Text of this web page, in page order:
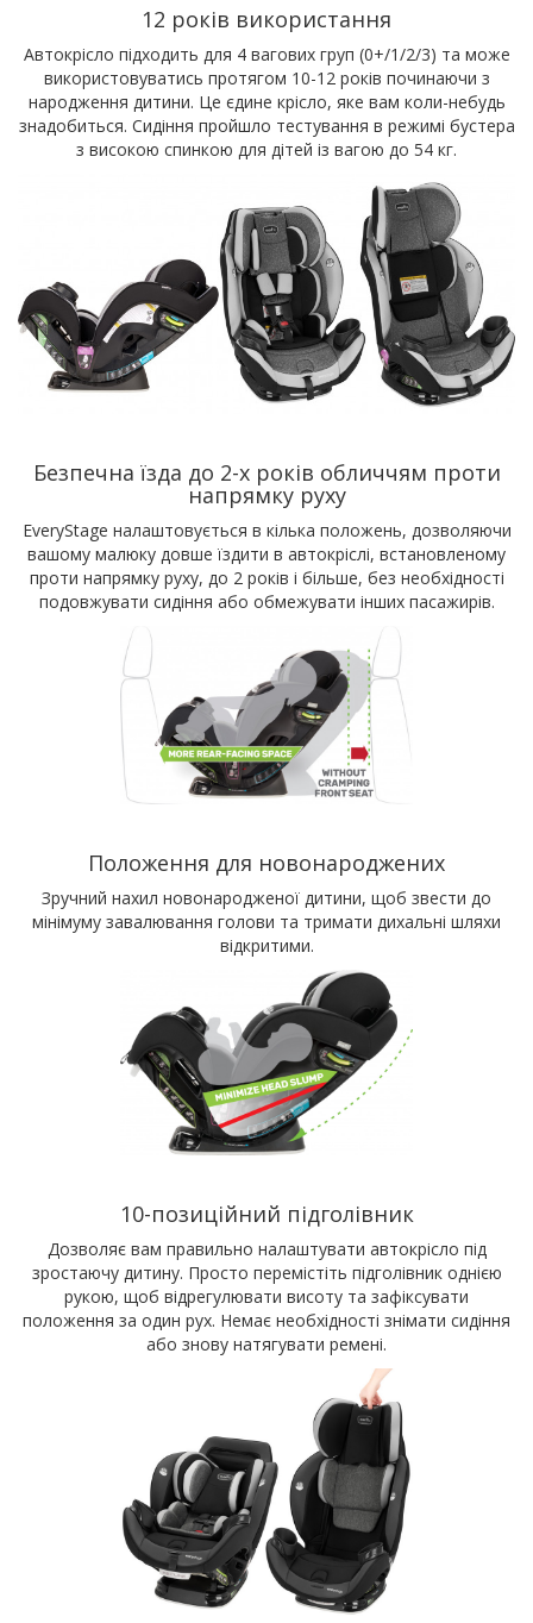
12 років використання
Автокрісло підходить для 4 вагових груп (0+/1/2/3) та може
використовуватись протягом 10-12 років починаючи з
народження дитини. Це єдине крісло, яке вам коли-небудь
знадобиться. Сидіння пройшло тестування в режимі бустера
з високою спинкою для дітей із вагою до 54 кг.
Безпечна їзда до 2-х років обличчям проти
напрямку руху
EveryStage налаштовується в кілька положень, дозволяючи
вашому малюку довше їздити в автокріслі, встановленому
проти напрямку руху, до 2 років і більше, без необхідності
подовжувати сидіння або обмежувати інших пасажирів.
Положення для новонароджених
Зручний нахил новонародженої дитини, щоб звести до
мінімуму завалювання голови та тримати дихальні шляхи
відкритими.
10-позиційний підголівник
Дозволяє вам правильно налаштувати автокрісло під
зростаючу дитину. Просто перемістіть підголівник однією
рукою, щоб відрегулювати висоту та зафіксувати
положення за один рух. Немає необхідності знімати сидіння
або знову натягувати ремені.